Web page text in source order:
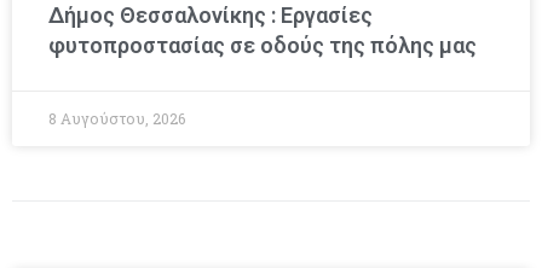
Δήμος Θεσσαλονίκης : Εργασίες
φυτοπροστασίας σε οδούς της πόλης μας
8 Αυγούστου, 2026